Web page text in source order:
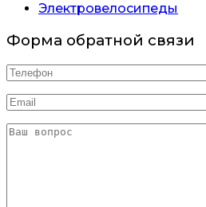
Электровелосипеды
Форма обратной связи